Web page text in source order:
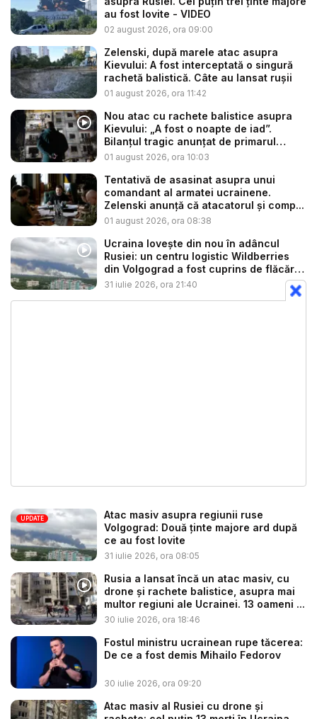
au fost lovite - VIDEO
02 august 2026, ora 09:00
Zelenski, după marele atac asupra
Kievului: A fost interceptată o singură
rachetă balistică. Câte au lansat rușii
01 august 2026, ora 11:42
Nou atac cu rachete balistice asupra
Kievului: „A fost o noapte de iad”.
Bilanțul tragic anunțat de primarul
Klits...
01 august 2026, ora 10:03
Tentativă de asasinat asupra unui
comandant al armatei ucrainene.
Zelenski anunță că atacatorul și comp...
01 august 2026, ora 08:38
Ucraina lovește din nou în adâncul
Rusiei: un centru logistic Wildberries
din Volgograd a fost cuprins de flăcări
...
31 iulie 2026, ora 21:40
UPDATE
Atac masiv asupra regiunii ruse
Volgograd: Două ținte majore ard după
ce au fost lovite
31 iulie 2026, ora 08:05
Rusia a lansat încă un atac masiv, cu
drone și rachete balistice, asupra mai
multor regiuni ale Ucrainei. 13 oameni ...
30 iulie 2026, ora 18:46
Fostul ministru ucrainean rupe tăcerea:
De ce a fost demis Mihailo Fedorov
30 iulie 2026, ora 09:20
Atac masiv al Rusiei cu drone și